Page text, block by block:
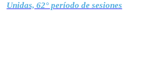
Unidas, 62° período de sesiones